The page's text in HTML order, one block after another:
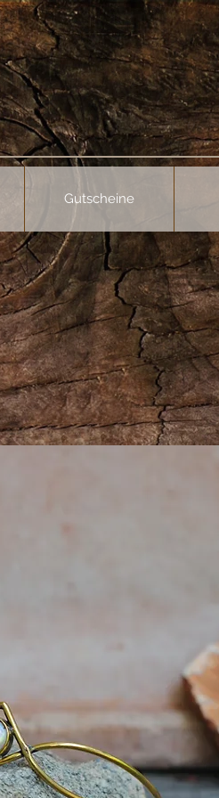
Gutscheine